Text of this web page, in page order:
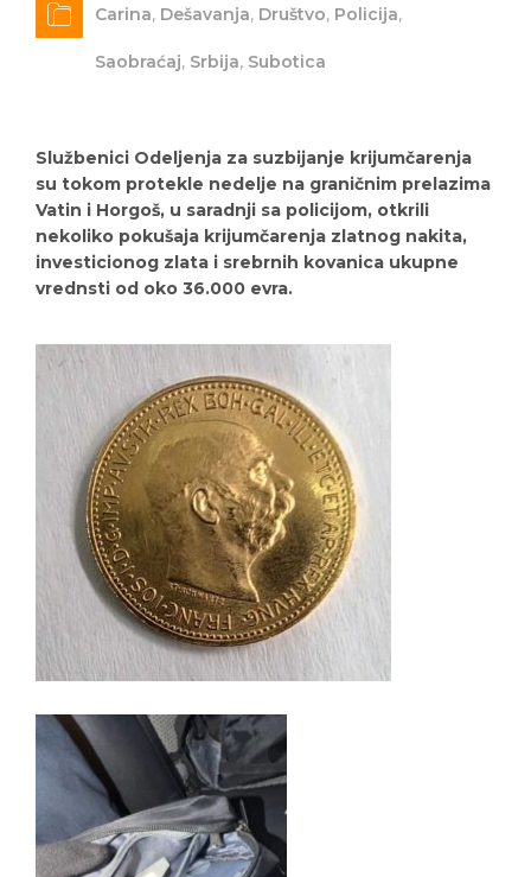
Carina, Dešavanja, Društvo, Policija,
Saobraćaj, Srbija, Subotica
Službenici Odeljenja za suzbijanje krijumčarenja
su tokom protekle nedelje na graničnim prelazima
Vatin i Horgoš, u saradnji sa policijom, otkrili
nekoliko pokušaja krijumčarenja zlatnog nakita,
investicionog zlata i srebrnih kovanica ukupne
vrednsti od oko 36.000 evra.